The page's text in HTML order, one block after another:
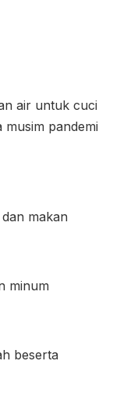
air untuk cuci
musim pandemi
makan
minum
beserta